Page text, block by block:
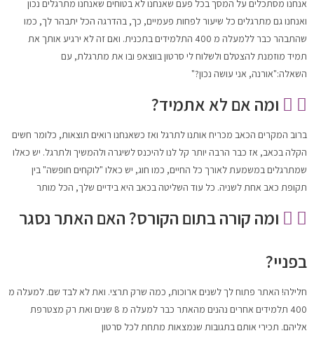
אנחנו מסתכלים על המסך בכל פעם שאנחנו לא בטוחים שאנחנו מתרגלים נכון
ואנחנו גם מתרגלים כל שיעור לפחות פעמיים, כך, בהדרגה הכל יתבהר לך, כמו
שהתבהר כבר ללמעלה מ 400 התלמידים בתכנית. ואם זה לא ירגיע אותך את
תמיד מוזמנת להצטלם ולשלוח לי סרטון בווצאפ ובו את מתרגלת, עם
השאלה:"אורנה, אני עושה נכון?"
ומה אם לא אתמיד?
ברוב המקרים הכאב מכריח אותנו לתרגל ואז כשאנחנו רואים תוצאות, כלומר חשים
הקלה בכאב, אז כבר הרבה יותר קל לנו להיכנס לשיגרה ולהמשיך ולתרגל. יש כאלו
שמתרגלים במשמעת לאורך כל החיים, כמו חוג, יש כאלו "לוקחים חופשה" בין
תקופת כאב אחת לשניה. כל עוד השליטה בכאב היא בידיים שלך, הכל מותר
ומה קורה בתום הקורס? האם האתר נסגר
בפניי?
חלילה! האתר פתוח לך לשנים ארוכות, כמה שרק תרצי. ואת לא לבד שם. למעלה מ
400 תלמידים אחרים נהנים מהאתר כבר למעלה מ 8 שנים ואת רק מצטרפת
אליהם. תכירי אותם בתגובות שנמצאות מתחת לכל סרטון